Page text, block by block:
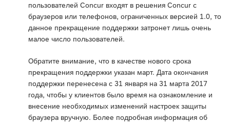
пользователей Concur входят в решения Concur с
браузеров или телефонов, ограниченных версией 1.0, то
данное прекращение поддержки затронет лишь очень
малое число пользователей.
Обратите внимание, что в качестве нового срока
прекращения поддержки указан март. Дата окончания
поддержки перенесена с 31 января на 31 марта 2017
года, чтобы у клиентов было время на ознакомление и
внесение необходимых изменений настроек защиты
браузера вручную. Более подробная информация об